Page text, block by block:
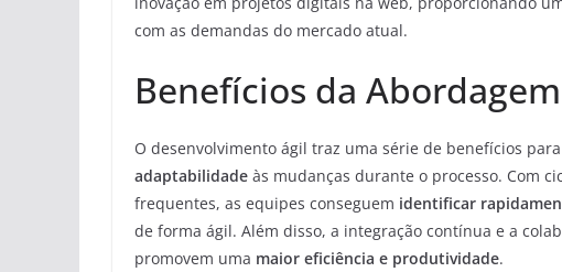
com as demandas do mercado atual.
Benefícios da
O desenvolvimento ágil traz uma série de benefícios
adaptabilidade às mudanças durante o processo. Com
frequentes, as equipes conseguem identificar
de forma ágil. Além disso, a integração contínua e a
promovem uma maior eficiência e produtividade.